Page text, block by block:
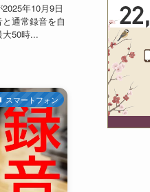
年10月9日
通常録音を自
50時...
スマートフォン